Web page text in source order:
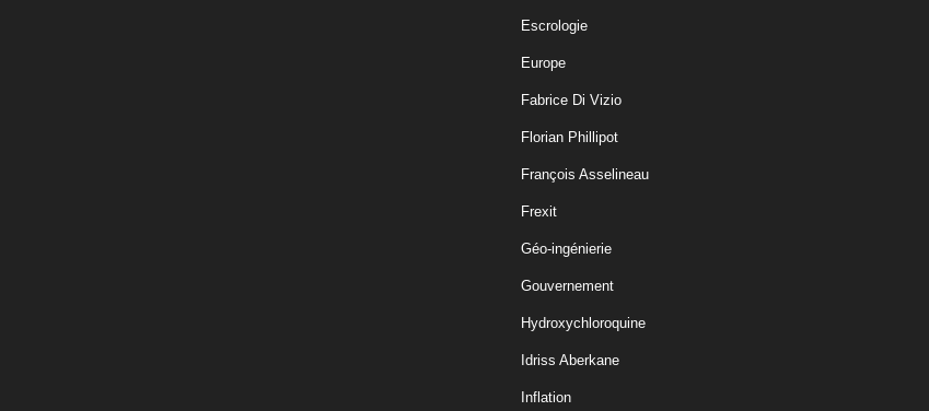
Escrologie
Europe
Fabrice Di Vizio
Florian Phillipot
François Asselineau
Frexit
Géo-ingénierie
Gouvernement
Hydroxychloroquine
Idriss Aberkane
Inflation